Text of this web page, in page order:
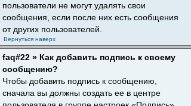
пользователи не могут удалять свои
сообщения, если после них есть сообщения
от других пользователей.
Вернуться наверх
faq#22 » Как добавить подпись к своему
сообщению?
Чтобы добавить подпись к сообщению,
сначала вы должны создать ее в центре